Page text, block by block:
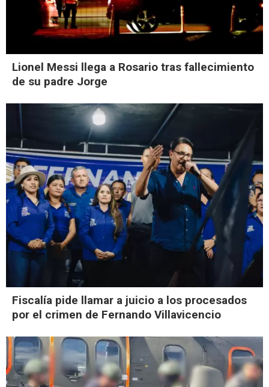
Lionel Messi llega a Rosario tras fallecimiento
de su padre Jorge
Fiscalía pide llamar a juicio a los procesados
por el crimen de Fernando Villavicencio